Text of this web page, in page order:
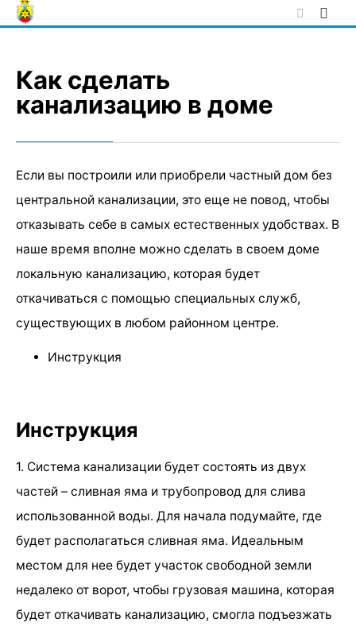
Skip
to
Как сделать
канализацию в доме
Если вы построили или приобрели частный дом без
центральной канализации, это еще не повод, чтобы
отказывать себе в самых естественных удобствах. В
наше время вполне можно сделать в своем доме
локальную канализацию, которая будет
откачиваться с помощью специальных служб,
существующих в любом районном центре.
Инструкция
Инструкция
1. Система канализации будет состоять из двух
частей – сливная яма и трубопровод для слива
использованной воды. Для начала подумайте, где
будет располагаться сливная яма. Идеальным
местом для нее будет участок свободной земли
недалеко от ворот, чтобы грузовая машина, которая
будет откачивать канализацию, смогла подъезжать